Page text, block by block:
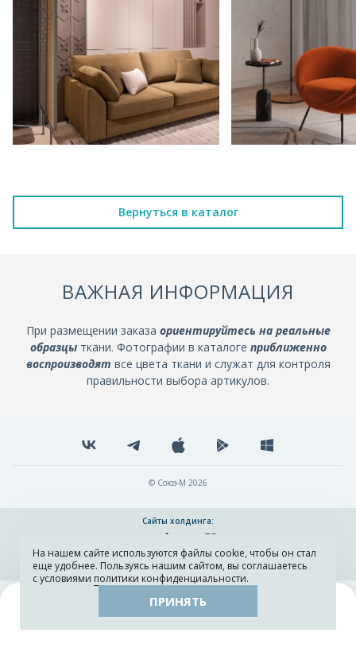
Каталог Остатки тканей
Вернуться в каталог
ВАЖНАЯ ИНФОРМАЦИЯ
При размещении заказа ориентируйтесь на реальные
образцыткани. Фотографии в каталоге приближенно
воспроизводят все цвета ткани и служат для контроля
правильности выбора артикулов.
© Союз-М 2026
Сайты холдинга:
Разработка и поддержка сайта ADN
На нашем сайте используются файлы cookie, чтобы он стал
еще удобнее. Пользуясь нашим сайтом, вы соглашаетесь
с условиями политики конфиденциальности.
ПРИНЯТЬ